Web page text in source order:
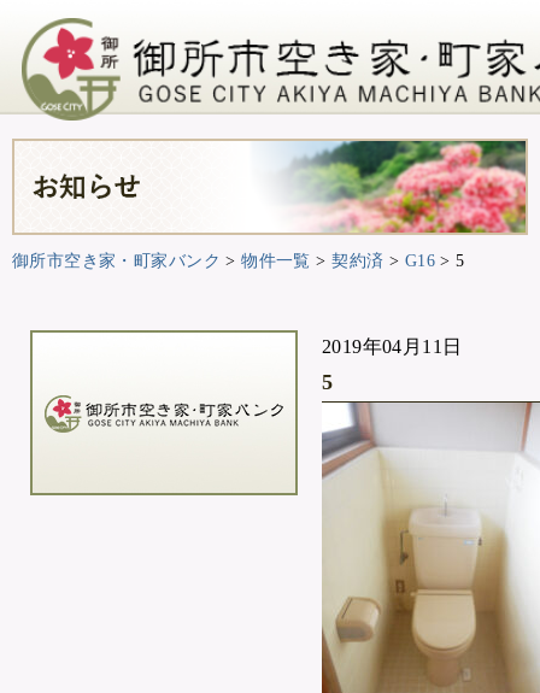
御所市空き家・町家バンク >物件一覧 >契約済 > G16>5
2019年04月11日
5